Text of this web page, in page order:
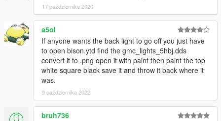
17 października 2020
a5ol
If anyone wants the back light to go off you just have
to open bison.ytd find the gmc_lights_5hbj.dds
convert it to .png open it with paint then paint the top
white square black save it and throw it back where it
was.
9 października 2022
bruh736